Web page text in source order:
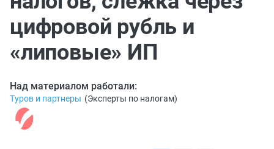
цифровой рубль и
«липовые» ИП
Над материалом работали:
Туров и партнеры (Эксперты по налогам)